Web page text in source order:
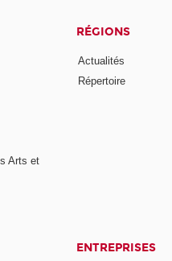
Arts et
RÉGIONS
Actualités
Répertoire
ENTREPRISES